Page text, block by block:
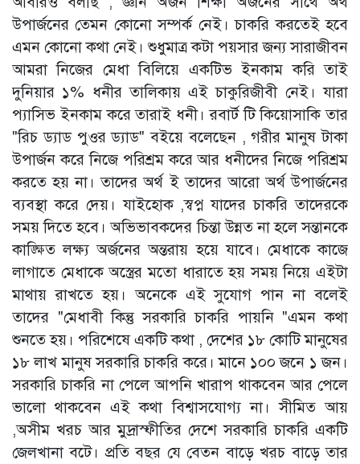
উপার্জনের তেমন কোনো সম্পর্ক নেই। চাকরি করতেই হবে
এমন কোনো কথা নেই। শুধুমাত্র কটা পয়সার জন্য সারাজীবন
আমরা নিজের মেধা বিলিয়ে একটিভ ইনকাম করি তাই
দুনিয়ার ১% ধনীর তালিকায় এই চাকুরিজীবী নেই। যারা
প্যাসিভ ইনকাম করে তারাই ধনী। রবার্ট টি কিয়োসাকি তার
"রিচ ড্যাড পুওর ড্যাড" বইয়ে বলেছেন , গরীর মানুষ টাকা
উপার্জন করে নিজে পরিশ্রম করে আর ধনীদের নিজে পরিশ্রম
করতে হয় না। তাদের অর্থ ই তাদের আরো অর্থ উপার্জনের
ব্যবস্থা করে দেয়। যাইহোক ,স্বপ্ন যাদের চাকরি তাদেরকে
সময় দিতে হবে। অভিভাবকদের চিন্তা উন্নত না হলে সন্তানকে
কাঙ্ক্ষিত লক্ষ্য অর্জনের অন্তরায় হয়ে যাবে। মেধাকে কাজে
লাগাতে মেধাকে অস্ত্রের মতো ধারাতে হয় সময় নিয়ে এইটা
মাথায় রাখতে হয়। অনেকে এই সুযোগ পান না বলেই
তাদের "মেধাবী কিন্তু সরকারি চাকরি পায়নি "এমন কথা
শুনতে হয়। পরিশেষে একটি কথা , দেশের ১৮ কোটি মানুষের
১৮ লাখ মানুষ সরকারি চাকরি করে। মানে ১০০ জনে ১ জন।
সরকারি চাকরি না পেলে আপনি খারাপ থাকবেন আর পেলে
ভালো থাকবেন এই কথা বিশ্বাসযোগ্য না। সীমিত আয়
,অসীম খরচ আর মুদ্রাস্ফীতির দেশে সরকারি চাকরি একটি
জেলখানা বটে। প্রতি বছর যে বেতন বাড়ে খরচ বাড়ে তার